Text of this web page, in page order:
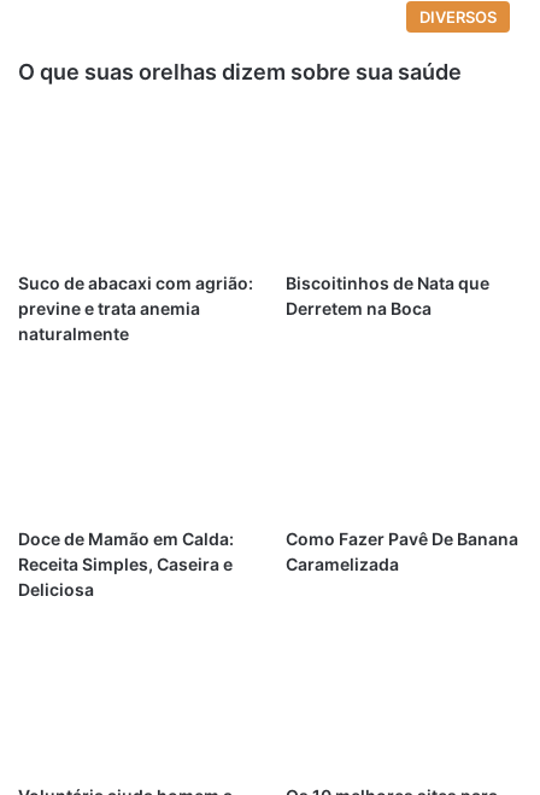
DIVERSOS
O que suas orelhas dizem sobre sua saúde
Suco de abacaxi com agrião:
previne e trata anemia
naturalmente
Biscoitinhos de Nata que
Derretem na Boca
Doce de Mamão em Calda:
Receita Simples, Caseira e
Deliciosa
Como Fazer Pavê De Banana
Caramelizada